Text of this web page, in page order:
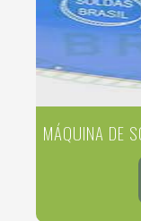
MÁQUINA DE